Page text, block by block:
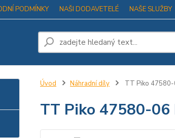
PODMÍNKY NAŠI DODAVETELÉ NAŠE SLUŽBY
Úvod Náhradní díly TT Piko 47580-
TT Piko 47580-